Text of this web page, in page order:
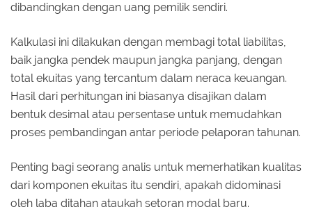
dibandingkan dengan uang pemilik sendiri.
Kalkulasi ini dilakukan dengan membagi total liabilitas,
baik jangka pendek maupun jangka panjang, dengan
total ekuitas yang tercantum dalam neraca keuangan.
Hasil dari perhitungan ini biasanya disajikan dalam
bentuk desimal atau persentase untuk memudahkan
proses pembandingan antar periode pelaporan tahunan.
Penting bagi seorang analis untuk memerhatikan kualitas
dari komponen ekuitas itu sendiri, apakah didominasi
oleh laba ditahan ataukah setoran modal baru.